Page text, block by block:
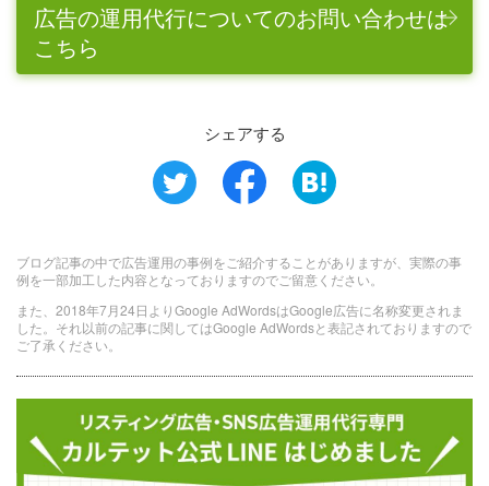
広告の運用代行についてのお問い合わせは
こちら
シェアする
ブログ記事の中で広告運用の事例をご紹介することがありますが、実際の事
例を一部加工した内容となっておりますのでご留意ください。
また、2018年7月24日よりGoogle AdWordsはGoogle広告に名称変更されま
した。それ以前の記事に関してはGoogle AdWordsと表記されておりますので
ご了承ください。